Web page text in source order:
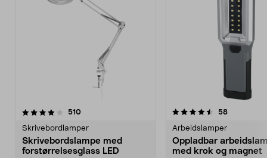
510anmeldelser
Skrivebordlamper
Skrivebordslampe med
forstørrelsesglass LED
4.5 av 5 stjerner 58
Arbeidslamper
Oppladbar
med krok og magnet
4.5 av 5 stjerner